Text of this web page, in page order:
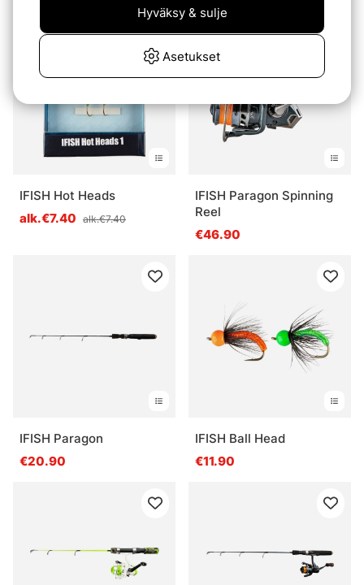
IFISH Hot Heads
alk.€7.40 alk.€7.40
IFISH Paragon Spinning
Reel
€46.90
IFISH Paragon
€20.90
IFISH Ball Head
€11.90
Asetukset
Hyväksy & sulje